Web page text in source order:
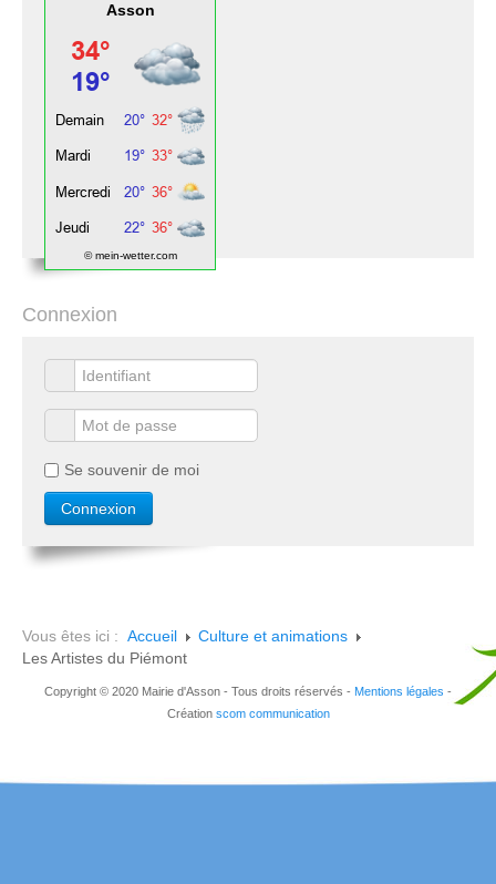
Asson
© mein-wetter.com
Connexion
Se souvenir de moi
Vous êtes ici : Accueil
Culture et animations
Les Artistes du Piémont
Copyright © 2020 Mairie d'Asson - Tous droits réservés - Mentions légales -
Création scom communication